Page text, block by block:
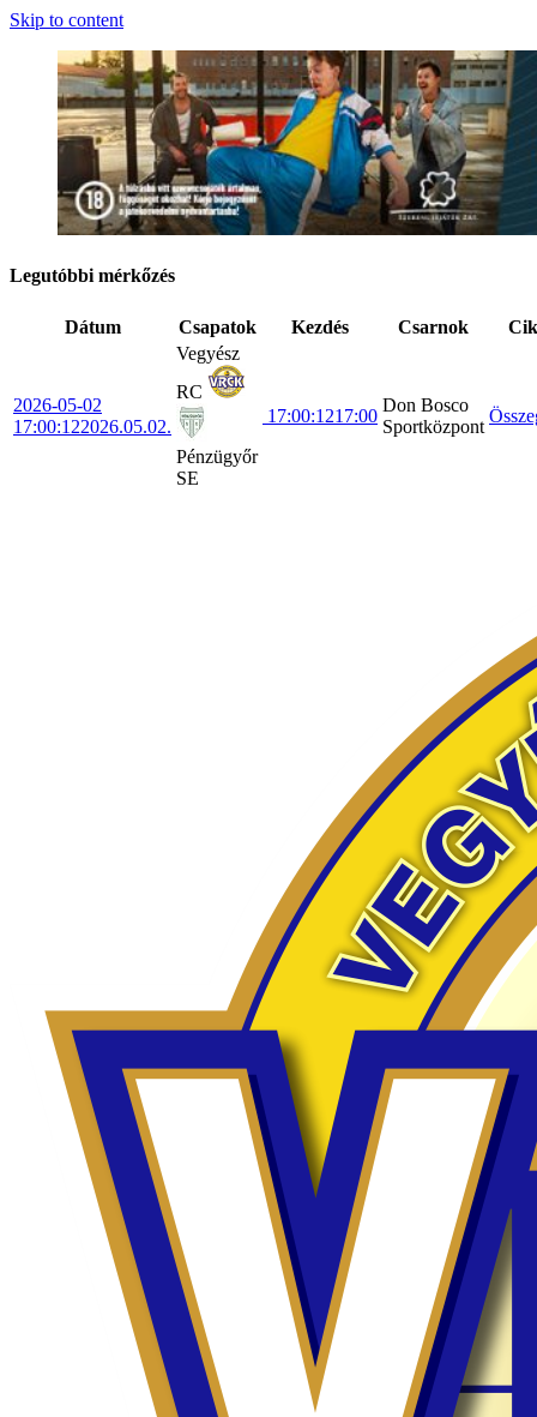
Skip to content
Legutóbbi mérkőzés
Dátum Csapatok Kezdés Csarnok
2026-05-02
17:00:122026.05.02.
Vegyész
RC
Pénzügyőr
SE
17:00:1217:00
Don Bosco
Sportközpont